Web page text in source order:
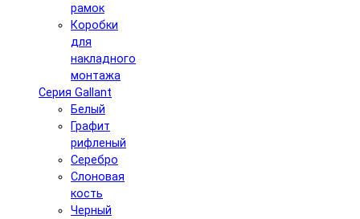
рамок
Коробки
для
накладного
монтажа
Серия Gallant
Белый
Графит
рифленый
Серебро
Слоновая
кость
Черный